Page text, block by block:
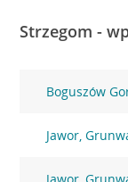
Strzegom -
Boguszów
Jawor,